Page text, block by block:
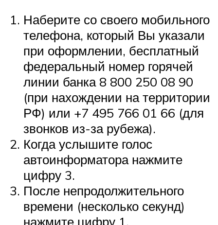
Наберите со своего мобильного
телефона, который Вы указали
при оформлении, бесплатный
федеральный номер горячей
линии банка 8 800 250 08 90
(при нахождении на территории
РФ) или +7 495 766 01 66 (для
звонков из-за рубежа).
Когда услышите голос
автоинформатора нажмите
цифру 3.
После непродолжительного
времени (несколько секунд)
нажмите цифру 1.